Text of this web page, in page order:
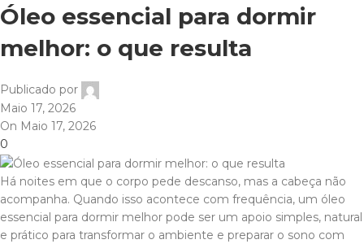
Óleo essencial para dormir
melhor: o que resulta
Publicado por
Maio 17, 2026
On Maio 17, 2026
0
Há noites em que o corpo pede descanso, mas a cabeça não
acompanha. Quando isso acontece com frequência, um óleo
essencial para dormir melhor pode ser um apoio simples, natural
e prático para transformar o ambiente e preparar o sono com